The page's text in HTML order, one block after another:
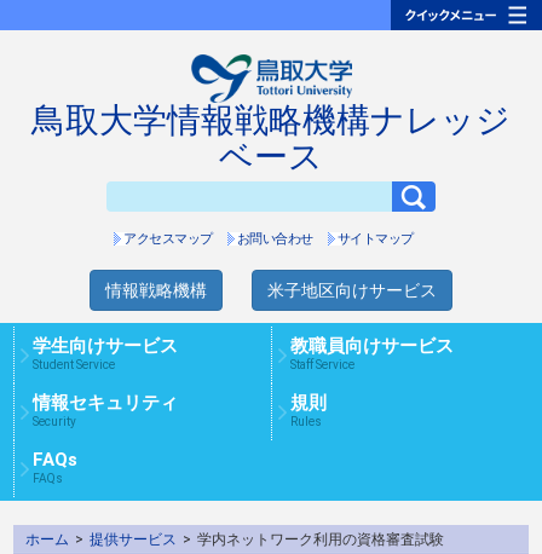
鳥取大学情報戦略機構ナレッジ
ベース
アクセスマップ お問い合わせ サイトマップ
情報戦略機構 米子地区向けサービス
学生向けサービス
Student Service
教職員向けサービス
Staff Service
情報セキュリティ
Security
規則
Rules
FAQs
FAQs
ホーム > 提供サービス > 学内ネットワーク利用の資格審査試験